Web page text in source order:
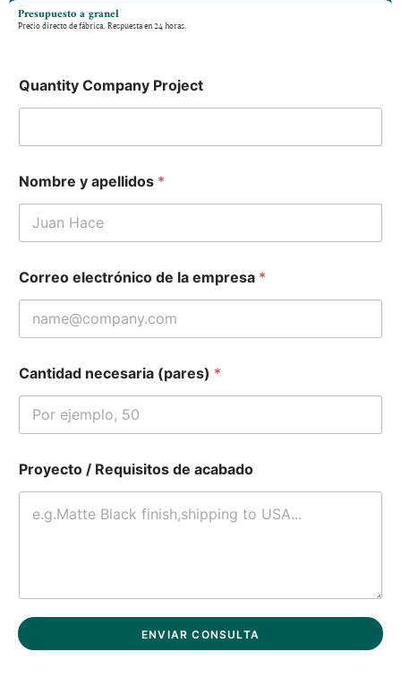
Presupuesto a granel
Precio directo de fábrica. Respuesta en 24 horas.
Quantity Company Project
Nombre y apellidos *
Correo electrónico de la empresa *
Cantidad necesaria (pares) *
Proyecto / Requisitos de acabado
ENVIAR CONSULTA